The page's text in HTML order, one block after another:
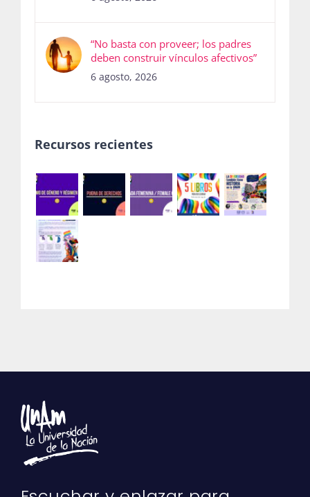
“No basta con proveer; los padres
deben construir vínculos afectivos”
6 agosto, 2026
Recursos recientes